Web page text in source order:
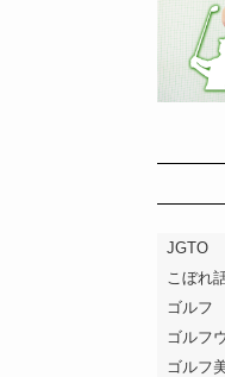
JGTO
こぼれ
ゴルフ
ゴルフ
ゴルフ